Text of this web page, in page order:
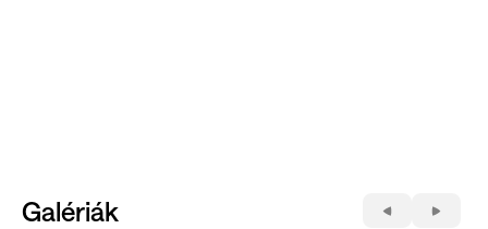
Galériák